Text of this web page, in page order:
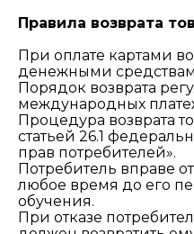
Правила возврата
При оплате картами
денежными
Порядок возврата
международных
Процедура возврата
статьей 26.1
прав потребителей».
Потребитель вправе
любое время до его
обучения.
При отказе